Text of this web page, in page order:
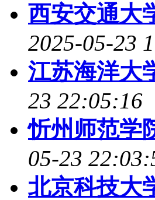
西安交通大
2025-05-23
江苏海洋大
23 22:05:16
忻州师范学
05-23
北京科技大